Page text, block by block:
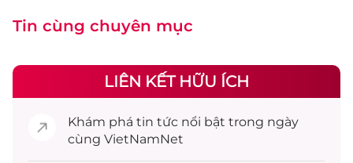
Tin cùng chuyên mục
LIÊN KẾT HỮU ÍCH
Khám phá tin tức nổi bật trong ngày
cùng VietNamNet